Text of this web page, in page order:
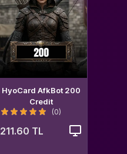
HyoCard AfkBot 200
Credit
(0)
211.60 TL